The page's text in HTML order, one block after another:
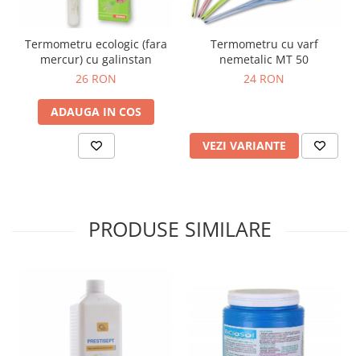
Termometru ecologic (fara
mercur) cu galinstan
26 RON
ADAUGA IN COS
Termometru cu varf
nemetalic MT 50
24 RON
VEZI VARIANTE
PRODUSE SIMILARE